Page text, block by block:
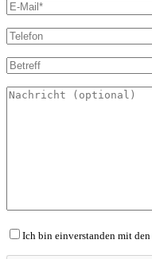
Ich bin einverstanden mit den